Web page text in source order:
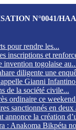
N°0041/
pour rendre les...
inscriptions et
invention togolaise
diligente une
Gianni
de la société civile...
ordinaire ce
sanctionnés en deux
annonce la création
: Anakoma Bikpéta